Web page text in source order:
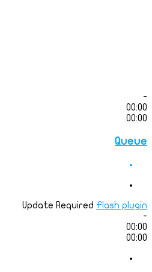
-
00:00
00:00
Queue
Update Required Flash plugin
-
00:00
00:00